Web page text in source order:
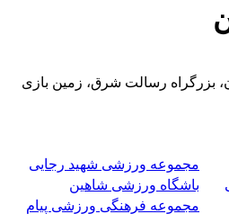
بزرگراه رسالت شرق، زمین بازی
مجموعه ورزشی شهید رجایی
باشگاه ورزشی شاهین
مجموعه فرهنگی ورزشی پیام